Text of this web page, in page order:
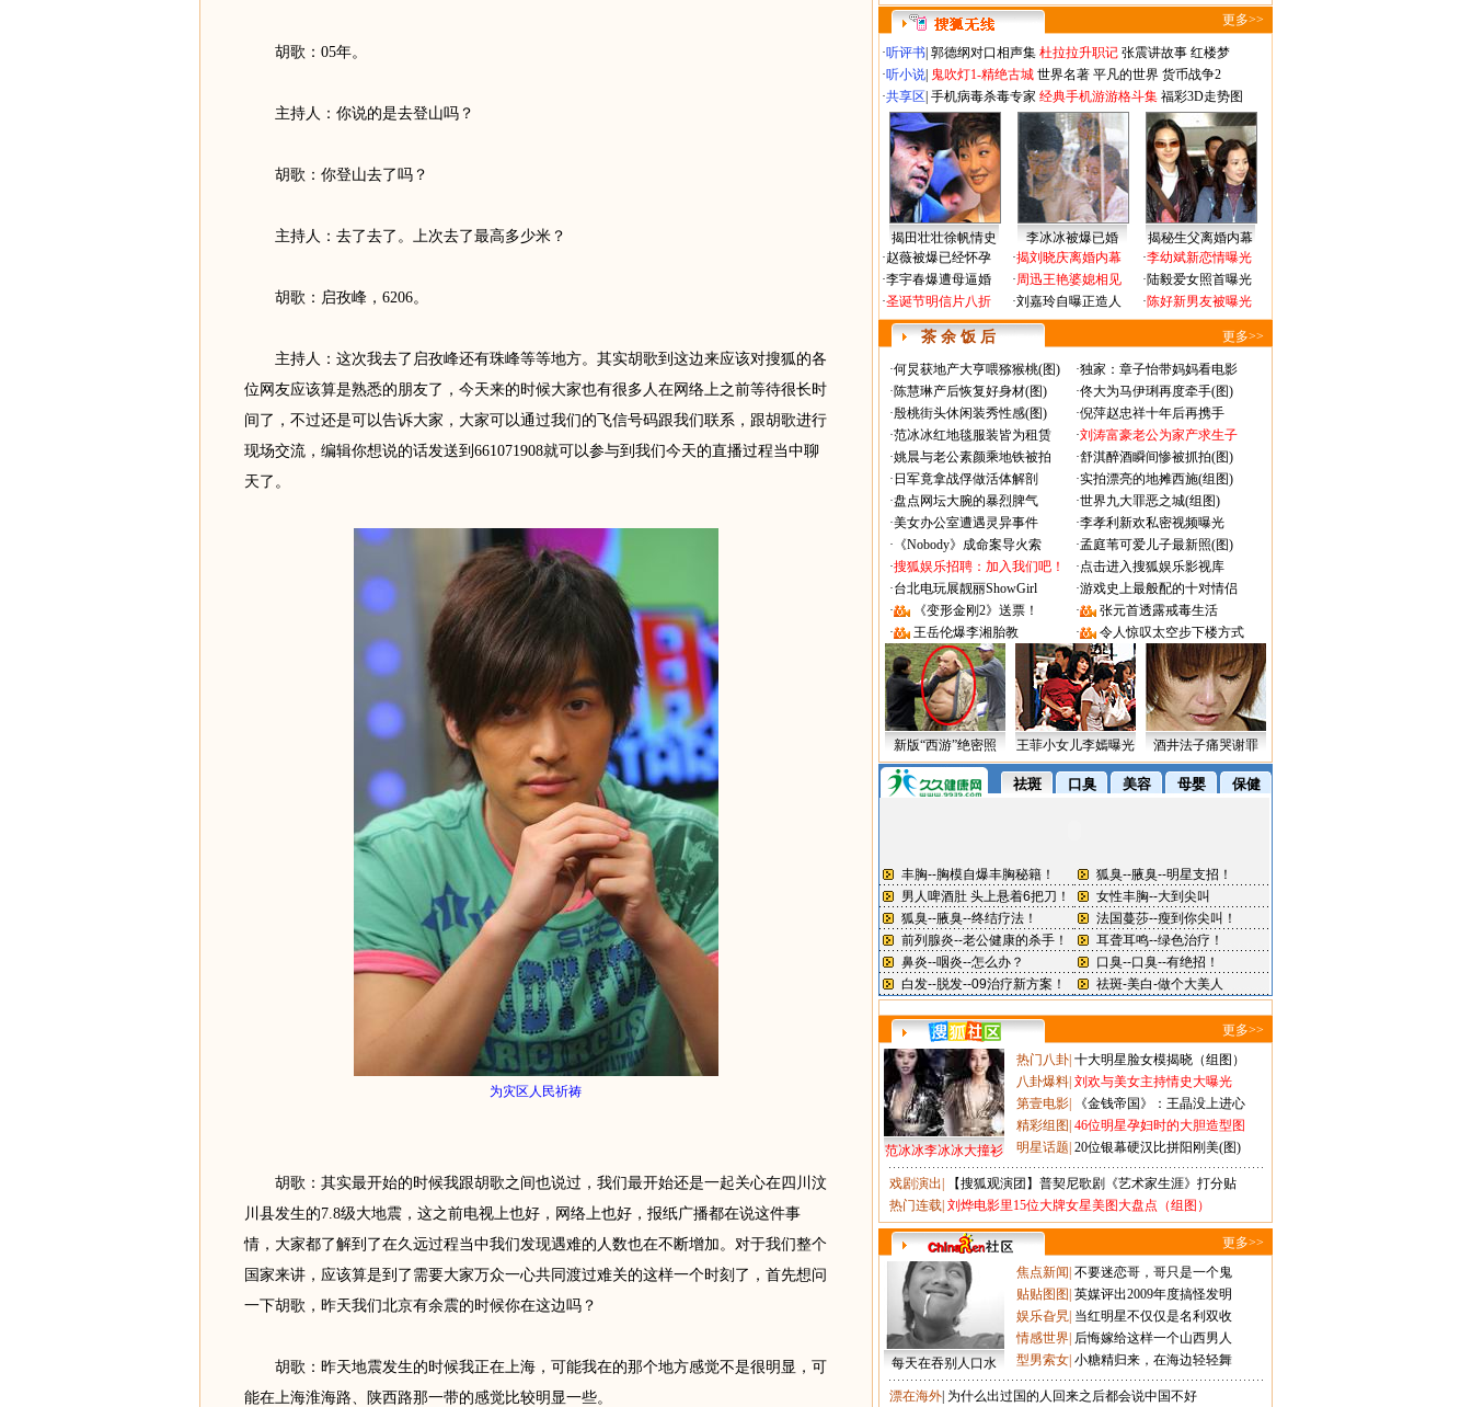
胡歌：05年。
主持人：你说的是去登山吗？
胡歌：你登山去了吗？
主持人：去了去了。上次去了最高多少米？
胡歌：启孜峰，6206。
主持人：这次我去了启孜峰还有珠峰等等地方。其实胡歌到这边来应该对搜狐的各
位网友应该算是熟悉的朋友了，今天来的时候大家也有很多人在网络上之前等待很长时
间了，不过还是可以告诉大家，大家可以通过我们的飞信号码跟我们联系，跟胡歌进行
现场交流，编辑你想说的话发送到661071908就可以参与到我们今天的直播过程当中聊
天了。
为灾区人民祈祷
胡歌：其实最开始的时候我跟胡歌之间也说过，我们最开始还是一起关心在四川汶
川县发生的7.8级大地震，这之前电视上也好，网络上也好，报纸广播都在说这件事
情，大家都了解到了在久远过程当中我们发现遇难的人数也在不断增加。对于我们整个
国家来讲，应该算是到了需要大家万众一心共同渡过难关的这样一个时刻了，首先想问
一下胡歌，昨天我们北京有余震的时候你在这边吗？
胡歌：昨天地震发生的时候我正在上海，可能我在的那个地方感觉不是很明显，可
能在上海淮海路、陕西路那一带的感觉比较明显一些。
更多>>
·听评书 郭德纲对口相声集 杜拉拉升职记 张震讲故事 红楼梦
·听小说 鬼吹灯1-精绝古城 世界名著 平凡的世界 货币战争2
·共享区 手机病毒杀毒专家 经典手机游游格斗集 福彩3D走势图
揭田壮壮徐帆情史 李冰冰被爆已婚
揭秘生父离婚内幕
·赵薇被爆已经怀孕
·李宇春爆遭母逼婚
·圣诞节明信片八折
·揭刘晓庆离婚内幕
·周迅王艳婆媳相见
·刘嘉玲自曝正造人
·李幼斌新恋情曝光
·陆毅爱女照首曝光
·陈好新男友被曝光
茶 余 饭 后 更多>>
·何炅获地产大亨喂猕猴桃(图) ·独家：章子怡带妈妈看电影
·陈慧琳产后恢复好身材(图) ·佟大为马伊琍再度牵手(图)
·殷桃街头休闲装秀性感(图) ·倪萍赵忠祥十年后再携手
·范冰冰红地毯服装皆为租赁 ·刘涛富豪老公为家产求生子
·姚晨与老公素颜乘地铁被拍 ·舒淇醉酒瞬间惨被抓拍(图)
· 日军竟拿战俘做活体解剖 ·实拍漂亮的地摊西施(组图)
·盘点网坛大腕的暴烈脾气 ·世界九大罪恶之城(组图)
·美女办公室遭遇灵异事件 ·李孝利新欢私密视频曝光
· 《Nobody》成命案导火索 ·孟庭苇可爱儿子最新照(图)
·搜狐娱乐招聘：加入我们吧！ ·点击进入搜狐娱乐影视库
·台北电玩展靓丽ShowGirl ·游戏史上最般配的十对情侣
·
《变形金刚2》送票！ ·
张元首透露戒毒生活
·
王岳伦爆李湘胎教 · 令人惊叹太空步下楼方式
新版“西游”绝密照 王菲小女儿李嫣曝光 酒井法子痛哭谢罪
更多>>
范冰冰李冰冰大撞衫
热门八卦 十大明星脸女模揭晓（组图）
八卦爆料 刘欢与美女主持情史大曝光
第壹电影
《金钱帝国》：王晶没上进心
精彩组图 46位明星孕妇时的大胆造型图
明星话题 20位银幕硬汉比拼阳刚美(图)
戏剧演出
【搜狐观演团】普契尼歌剧《艺术家生涯》打分贴
热门连载 刘烨电影里15位大牌女星美图大盘点（组图）
更多>>
每天在吞别人口水
焦点新闻 不要迷恋哥，哥只是一个鬼
贴贴图图 英媒评出2009年度搞怪发明
娱乐旮旯 当红明星不仅仅是名利双收
情感世界 后悔嫁给这样一个山西男人
型男索女 小糖精归来，在海边轻轻舞
漂在海外 为什么出过国的人回来之后都会说中国不好